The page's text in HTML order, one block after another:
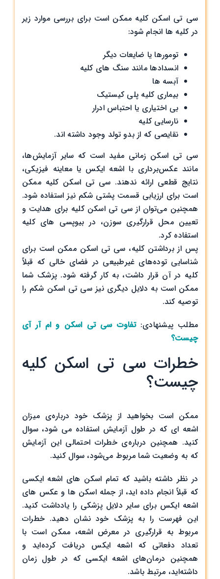
سی تی اسکن کلیه ممکن است برای بررسی موارد زیر
در کلیه ها انجام شود:
تومورها یا ضایعات دیگر
انسدادها مانند سنگ های کلیه
آبسه ها
بیماری کلیه پلی کیستیک
بی اختیاری یا احتباس ادرار
نارسایی کلیه
نقایصی که از بدو تولد وجود داشته اند.
سی تی اسکن زمانی مفید است که سایر آزمایش‌ها،
مانند عکس‌برداری با اشعه ایکس یا معاینه فیزیکی،
نتایج قطعی ارائه ندهند. سی تی اسکن کلیه ممکن
است برای ارزیابی قسمت پشتی شکم نیز استفاده شود.
همچنین می‌توان از سی تی اسکن کلیه برای هدایت و
تعیین محل قرارگیری سوزن، در بیوپسی های کلیه
استفاده کرد.
پس از برداشتن کلیه، سی تی اسکن ممکن است برای
شناسایی توده‌های غیرطبیعی در فضای خالی که قبلاً
کلیه در آن قرار داشت، به کار گرفته شود. پزشک شما
ممکن است به دلایل دیگری نیز سی تی اسکن شکم را
توصیه کند.
مطلب پیشنهادی:تفاوت سی تی اسکن و ام آر آی
چیست؟
خطرات سی تی اسکن کلیه
چیست؟
ممکن است بخواهید از پزشک خود درباره‌ی میزان
اشعه ای که در طول آزمایش استفاده می شود، سوال
کنید. همچنین درباره‌ی خطرات احتمالی این آزمایش
که به وضعیت شما مربوط می‌شود، سوال کنید.
در نظر داشته باشید که تمام اسکن های اشعه ایکسی
که قبلاً انجام داده اید، از جمله اسکن ها و عکس های
اشعه ایکس برای سایر دلایل پزشکی را یادداشت کنید.
این فهرست را به پزشک خود نشان دهید. خطرات
مربوط به قرارگیری در معرض اشعه، ممکن است با
تعداد دفعاتی که اشعه ایکس دریافت کرده‌اید و
همچنین درمان‌های اشعه ایکسی که در طول زمان
داشته‌اید، مرتبط باشد.